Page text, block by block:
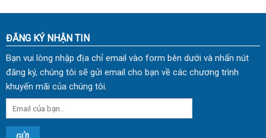
ĐĂNG KÝ NHẬN TIN
Bạn vui lòng nhập địa chỉ email vào form bên dưới và nhấn nút
đăng ký, chúng tôi sẽ gửi email cho bạn về các chương trình
khuyến mãi của chúng tôi.